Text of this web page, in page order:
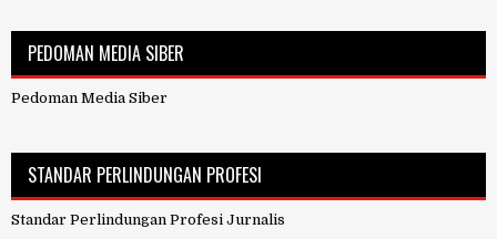
PEDOMAN MEDIA SIBER
Pedoman Media Siber
STANDAR PERLINDUNGAN PROFESI
Standar Perlindungan Profesi Jurnalis